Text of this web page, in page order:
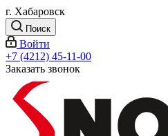
г. Хабаровск
Поиск
Войти
+7 (4212) 45-11-00
Заказать звонок